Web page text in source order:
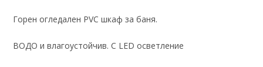
Горен огледален PVC шкаф за баня.
ВОДО и влагоустойчив. С LED осветление